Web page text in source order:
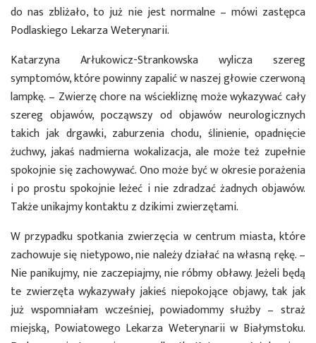
do nas zbliżało, to już nie jest normalne – mówi zastępca
Podlaskiego Lekarza Weterynarii.
Katarzyna Arłukowicz-Strankowska wylicza szereg
symptomów, które powinny zapalić w naszej głowie czerwoną
lampkę. – Zwierzę chore na wściekliznę może wykazywać cały
szereg objawów, począwszy od objawów neurologicznych
takich jak drgawki, zaburzenia chodu, ślinienie, opadnięcie
żuchwy, jakaś nadmierna wokalizacja, ale może też zupełnie
spokojnie się zachowywać. Ono może być w okresie porażenia
i po prostu spokojnie leżeć i nie zdradzać żadnych objawów.
Także unikajmy kontaktu z dzikimi zwierzętami.
W przypadku spotkania zwierzęcia w centrum miasta, które
zachowuje się nietypowo, nie należy działać na własną rękę. –
Nie panikujmy, nie zaczepiajmy, nie róbmy obławy. Jeżeli będą
te zwierzęta wykazywały jakieś niepokojące objawy, tak jak
już wspomniałam wcześniej, powiadommy służby – straż
miejską, Powiatowego Lekarza Weterynarii w Białymstoku.